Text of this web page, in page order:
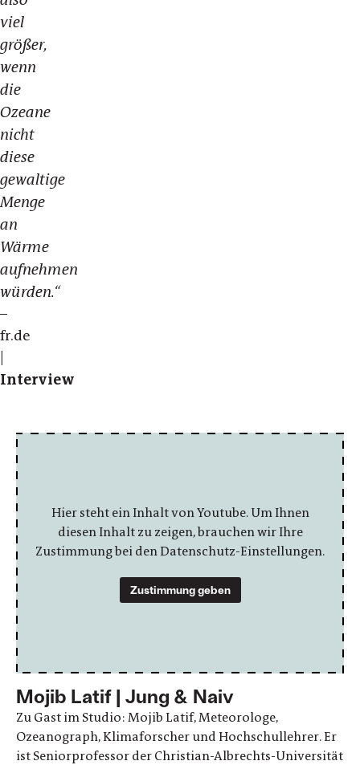
viel
größer,
wenn
die
Ozeane
nicht
diese
gewaltige
Menge
an
Wärme
aufnehmen
würden.“
–
fr.de
|
Interview
Hier steht ein Inhalt von Youtube. Um Ihnen
diesen Inhalt zu zeigen, brauchen wir Ihre
Zustimmung bei den Datenschutz-Einstellungen.
Zustimmung geben
Mojib Latif | Jung & Naiv
Zu Gast im Studio: Mojib Latif, Meteorologe,
Ozeanograph, Klimaforscher und Hochschullehrer. Er
ist Seniorprofessor der Christian-Albrechts-Universität